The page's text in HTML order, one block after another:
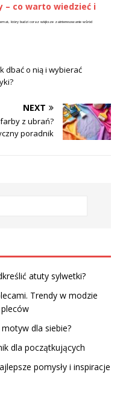
– co warto wiedzieć i
który budzi coraz większe zainteresowanie wśród
dbać o nią i wybierać
NEXT
z ubrań?
poradnik
atuty sylwetki?
Trendy w modzie
dla siebie?
dla początkujących
pomysły i inspiracje